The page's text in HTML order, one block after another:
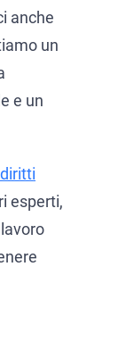
anche
un
e un
esperti,